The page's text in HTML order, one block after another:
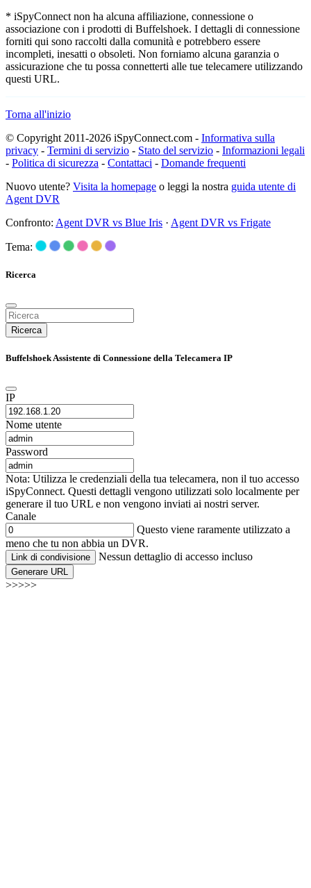
* iSpyConnect non ha alcuna affiliazione, connessione o
associazione con i prodotti di Buffelshoek. I dettagli di connessione
forniti qui sono raccolti dalla comunità e potrebbero essere
incompleti, inesatti o obsoleti. Non forniamo alcuna garanzia o
assicurazione che tu possa connetterti alle tue telecamere utilizzando
questi URL.
Torna all'inizio
© Copyright 2011-2026 iSpyConnect.com - Informativa sulla
privacy - Termini di servizio - Stato del servizio - Informazioni legali
- Politica di sicurezza - Contattaci - Domande frequenti
Nuovo utente? Visita la homepage o leggi la nostra guida utente di
Agent DVR
Confronto: Agent DVR vs Blue Iris · Agent DVR vs Frigate
Tema:
Ricerca
Ricerca
Buffelshoek Assistente di Connessione della Telecamera IP
IP
Nome utente
Password
Nota: Utilizza le credenziali della tua telecamera, non il tuo accesso
iSpyConnect. Questi dettagli vengono utilizzati solo localmente per
generare il tuo URL e non vengono inviati ai nostri server.
Canale
Questo viene raramente utilizzato a
meno che tu non abbia un DVR.
Link di condivisione Nessun dettaglio di accesso incluso
Generare URL
>>>>>